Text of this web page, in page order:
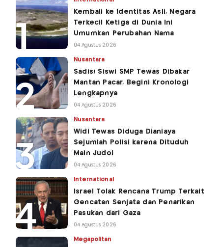
Kembali ke Identitas Asli, Negara
Terkecil Ketiga di Dunia Ini
Umumkan Perubahan Nama
04 Agustus 2026
Nusantara
Sadis! Siswi SMP Tewas Dibakar
Mantan Pacar, Begini Kronologi
Lengkapnya
04 Agustus 2026
Nusantara
Widi Tewas Diduga Dianiaya
Sejumlah Polisi karena Dituduh
Main Judol
04 Agustus 2026
International
Israel Tolak Rencana Trump Terkait
Gencatan Senjata dan Penarikan
Pasukan dari Gaza
04 Agustus 2026
Megapolitan